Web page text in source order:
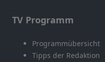
TV Programm
Programmübersicht
Tipps der Redaktion